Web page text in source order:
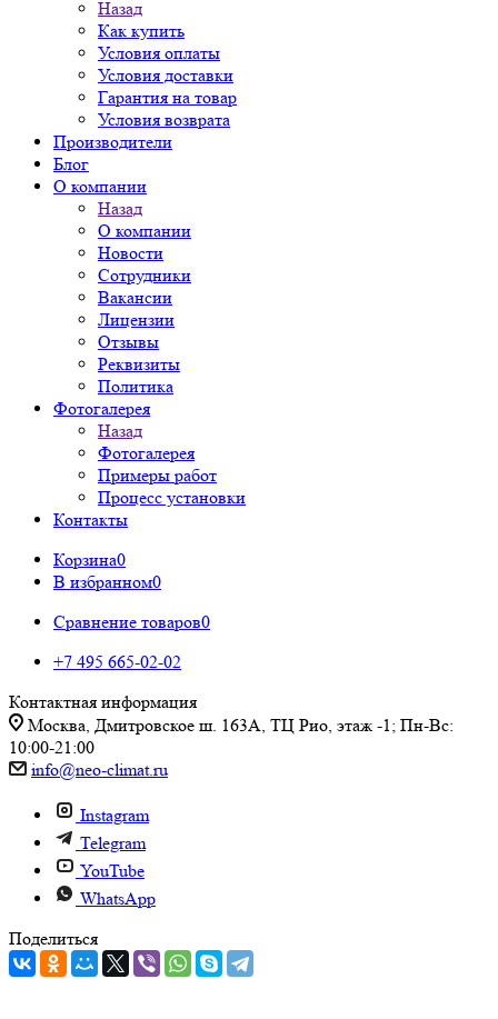
Назад
Как купить
Условия оплаты
Условия доставки
Гарантия на товар
Условия возврата
Производители
Блог
О компании
Назад
О компании
Новости
Сотрудники
Вакансии
Лицензии
Отзывы
Реквизиты
Политика
Фотогалерея
Назад
Фотогалерея
Примеры работ
Процесс установки
Контакты
Корзина0
В избранном0
Сравнение товаров0
+7 495 665-02-02
Контактная информация
Москва, Дмитровское ш. 163А, ТЦ Рио, этаж -1; Пн-Вс:
10:00-21:00
info@neo-climat.ru
Instagram
Telegram
YouTube
WhatsApp
Поделиться